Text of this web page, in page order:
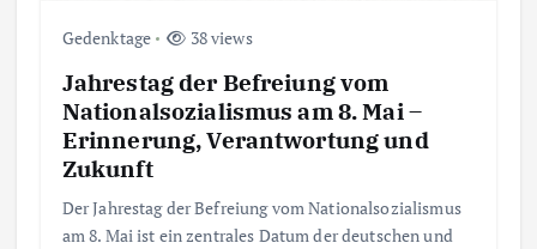
Gedenktage 38 views
Jahrestag der Befreiung vom
Nationalsozialismus am 8. Mai –
Erinnerung, Verantwortung und
Zukunft
Der Jahrestag der Befreiung vom Nationalsozialismus
am 8. Mai ist ein zentrales Datum der deutschen und